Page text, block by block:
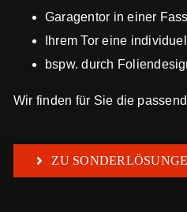
Garagentor in einer
Ihrem Tor eine
bspw. durch
Wir finden für Sie die
ZU